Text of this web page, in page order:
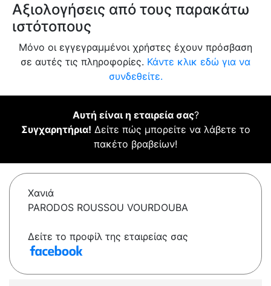
Αξιολογήσεις από τους παρακάτω
ιστότοπους
Μόνο οι εγγεγραμμένοι χρήστες έχουν πρόσβαση
σε αυτές τις πληροφορίες. Κάντε κλικ εδώ για να
συνδεθείτε.
Αυτή είναι η εταιρεία σας?
Συγχαρητήρια! Δείτε πώς μπορείτε να λάβετε το
πακέτο βραβείων!
Χανιά
PARODOS ROUSSOU VOURDOUBA
Δείτε το προφίλ της εταιρείας σας